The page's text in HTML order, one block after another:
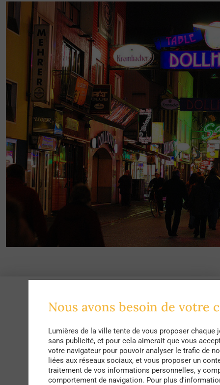
Nous avons besoin de votre
Lumières de la ville tente de vous proposer
sans publicité, et pour cela aimerait que vous
votre navigateur pour pouvoir analyser le trafic de
liées aux réseaux sociaux, et vous proposer un
traitement de vos informations personnelles, y
comportement de navigation. Pour plus